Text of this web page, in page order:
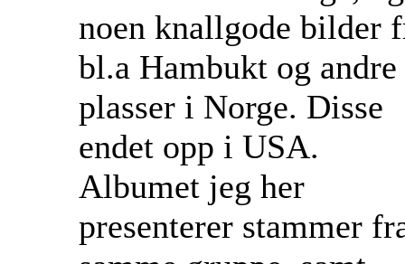
noen knallgode bilder
bl.a Hambukt og andre
plasser i Norge. Disse
endet opp i USA.
Albumet jeg her
presenterer stammer